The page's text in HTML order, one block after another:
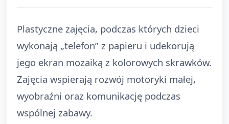
Plastyczne zajęcia, podczas których dzieci
wykonają „telefon” z papieru i udekorują
jego ekran mozaiką z kolorowych skrawków.
Zajęcia wspierają rozwój motoryki małej,
wyobraźni oraz komunikację podczas
wspólnej zabawy.